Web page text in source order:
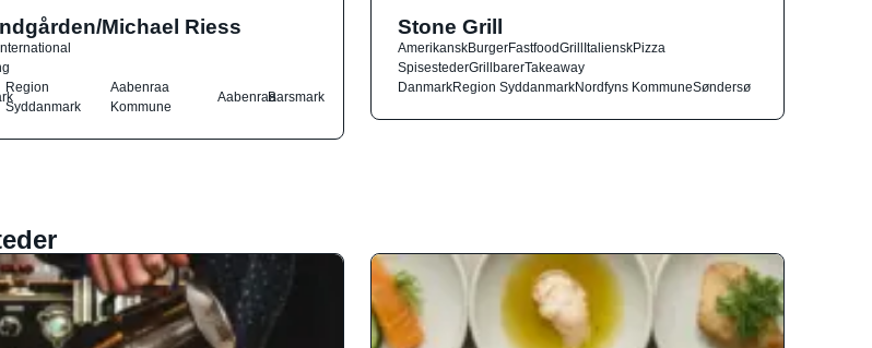
Michael Riess
Region
Syddanmark
Aabenraa
Kommune
AabenraaBarsmark
Stone Grill
AmerikanskBurgerFastfoodGrillItalienskPizza
SpisestederGrillbarerTakeaway
DanmarkRegion SyddanmarkNordfyns KommuneSøndersø